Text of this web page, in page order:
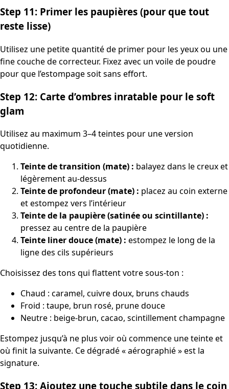
Step 11: Primer les paupières (pour que tout
reste lisse)
Utilisez une petite quantité de primer pour les yeux ou une
fine couche de correcteur. Fixez avec un voile de poudre
pour que l’estompage soit sans effort.
Step 12: Carte d’ombres inratable pour le soft
glam
Utilisez au maximum 3–4 teintes pour une version
quotidienne.
Teinte de transition (mate) : balayez dans le creux et
légèrement au-dessus
Teinte de profondeur (mate) : placez au coin externe
et estompez vers l’intérieur
Teinte de la paupière (satinée ou scintillante) :
pressez au centre de la paupière
Teinte liner douce (mate) : estompez le long de la
ligne des cils supérieurs
Choisissez des tons qui flattent votre sous-ton :
Chaud : caramel, cuivre doux, bruns chauds
Froid : taupe, brun rosé, prune douce
Neutre : beige-brun, cacao, scintillement champagne
Estompez jusqu’à ne plus voir où commence une teinte et
où finit la suivante. Ce dégradé « aérographié » est la
signature.
Step 13: Ajoutez une touche subtile dans le coin